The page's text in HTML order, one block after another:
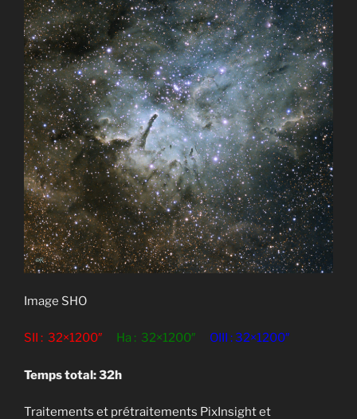
Image SHO
SII : 32×1200″ Ha : 32×1200″ OIII : 32×1200″
Temps total: 32h
Traitements et prétraitements PixInsight et